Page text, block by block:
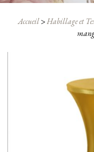
Accueil>Habillage et